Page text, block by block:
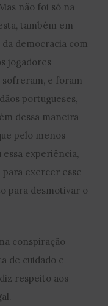
não foi só na
também em
democracia com
jogadores
sofreram, e foram
portugueses,
dessa maneira
pelo menos
experiência,
exercer esse
para desmotivar o
conspiração
de cuidado e
respeito aos